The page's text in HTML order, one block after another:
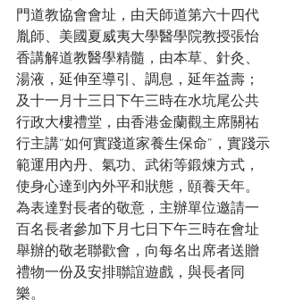
門道教協會會址，由天師道第六十四代
胤師、美國夏威夷大學醫學院教授張怡
香講解道教醫學精髓，由本草、針灸、
湯液，延伸至導引、調息，延年益壽；
及十一月十三日下午三時在水坑尾公共
行政大樓禮堂，由香港金蘭觀主席關祐
行主講“如何實踐道家養生保命”，實踐示
範運用內丹、氣功、武術等鍛煉方式，
使身心達到內外平和狀態，頤養天年。
為表達對長者的敬意，主辦單位邀請一
百名長者參加下月七日下午三時在會址
舉辦的敬老聯歡會，向每名出席者送贈
禮物一份及安排聯誼遊戲，與長者同
樂。